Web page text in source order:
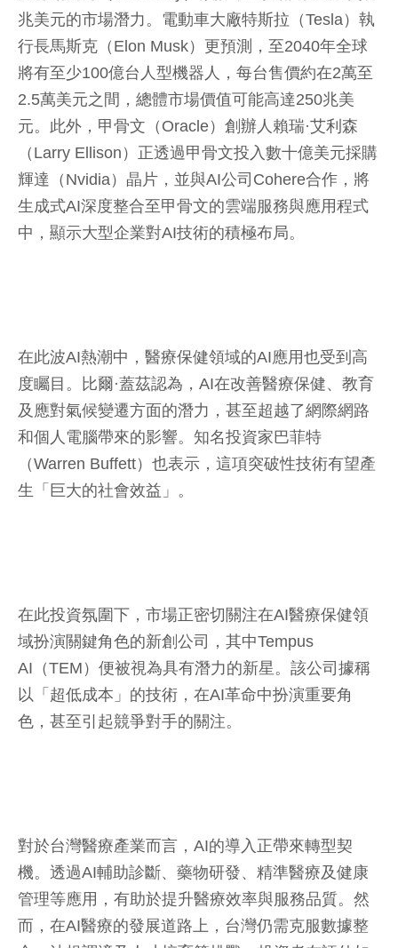
兆美元的市場潛力。電動車大廠特斯拉（Tesla）執
行長馬斯克（Elon Musk）更預測，至2040年全球
將有至少100億台人型機器人，每台售價約在2萬至
2.5萬美元之間，總體市場價值可能高達250兆美
元。此外，甲骨文（Oracle）創辦人賴瑞·艾利森
（Larry Ellison）正透過甲骨文投入數十億美元採購
輝達（Nvidia）晶片，並與AI公司Cohere合作，將
生成式AI深度整合至甲骨文的雲端服務與應用程式
中，顯示大型企業對AI技術的積極布局。
在此波AI熱潮中，醫療保健領域的AI應用也受到高
度矚目。比爾·蓋茲認為，AI在改善醫療保健、教育
及應對氣候變遷方面的潛力，甚至超越了網際網路
和個人電腦帶來的影響。知名投資家巴菲特
（Warren Buffett）也表示，這項突破性技術有望產
生「巨大的社會效益」。
在此投資氛圍下，市場正密切關注在AI醫療保健領
域扮演關鍵角色的新創公司，其中Tempus
AI（TEM）便被視為具有潛力的新星。該公司據稱
以「超低成本」的技術，在AI革命中扮演重要角
色，甚至引起競爭對手的關注。
對於台灣醫療產業而言，AI的導入正帶來轉型契
機。透過AI輔助診斷、藥物研發、精準醫療及健康
管理等應用，有助於提升醫療效率與服務品質。然
而，在AI醫療的發展道路上，台灣仍需克服數據整